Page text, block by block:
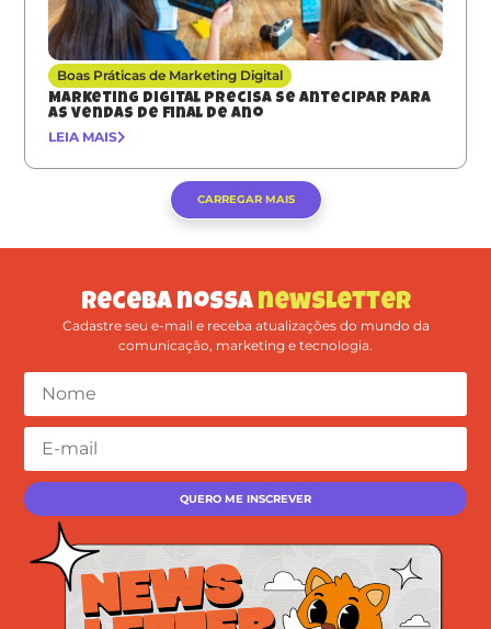
Boas Práticas de Marketing Digital
Marketing digital precisa se antecipar para
as vendas de final de ano
LEIA MAIS
CARREGAR MAIS
Receba nossa newsletter
Cadastre seu e-mail e receba atualizações do mundo da
comunicação, marketing e tecnologia.